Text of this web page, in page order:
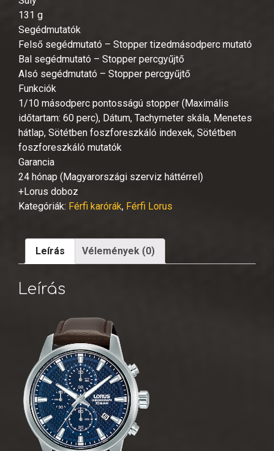
131 g
Segédmutatók
Felső segédmutató – Stopper tizedmásodperc mutató
Bal segédmutató – Stopper percgyűjtő
Alsó segédmutató – Stopper percgyűjtő
Funkciók
1/10 másodperc pontosságú stopper (Maximális
időtartam: 60 perc), Dátum, Tachymeter skála, Menetes
hátlap, Sötétben foszforeszkáló indexek, Sötétben
foszforeszkáló mutatók
Garancia
24 hónap (Magyarországi szerviz háttérrel)
+Lorus doboz
Kategóriák: Férfi karórák, Férfi Lorus
Leírás Vélemények (0)
Leírás